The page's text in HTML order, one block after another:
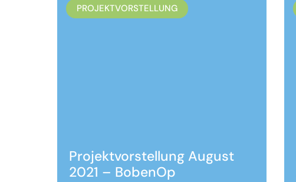
PROJEKTVORSTELLUNG
Projektvorstellung August
2021 – BobenOp